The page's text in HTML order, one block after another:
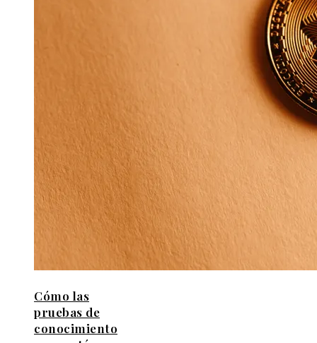
Cómo las
pruebas de
conocimiento